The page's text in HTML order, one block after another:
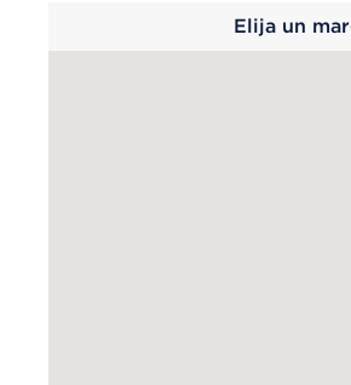
Elija un